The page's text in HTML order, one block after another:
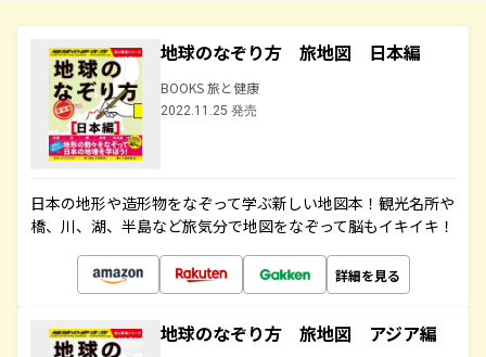
地球のなぞり方 旅地図 日本編
BOOKS 旅と健康
2022.11.25 発売
日本の地形や造形物をなぞって学ぶ新しい地図本！観光名所や
橋、川、湖、半島など旅気分で地図をなぞって脳もイキイキ！
詳細を見る
地球のなぞり方 旅地図 アジア編